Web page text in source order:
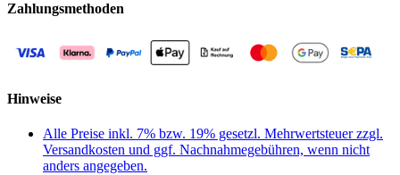
Zahlungsmethoden
Hinweise
Alle Preise inkl. 7% bzw. 19% gesetzl. Mehrwertsteuer zzgl.
Versandkosten und ggf. Nachnahmegebühren, wenn nicht
anders angegeben.